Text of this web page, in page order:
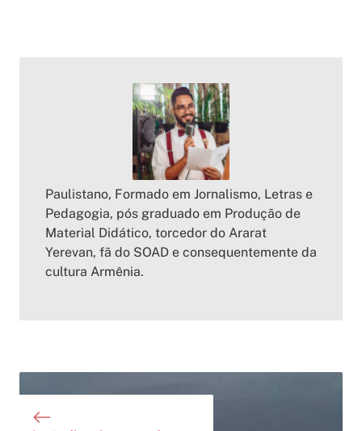
Paulistano, Formado em Jornalismo, Letras e
Pedagogia, pós graduado em Produção de
Material Didático, torcedor do Ararat
Yerevan, fã do SOAD e consequentemente da
cultura Armênia.